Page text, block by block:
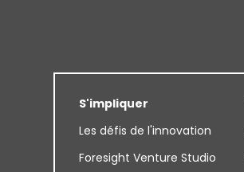
S'impliquer
Les défis de l'innovation
Foresight Venture Studio